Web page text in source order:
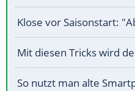
Klose vor Saisonstart:
Mit diesen Tricks wird
So nutzt man alte